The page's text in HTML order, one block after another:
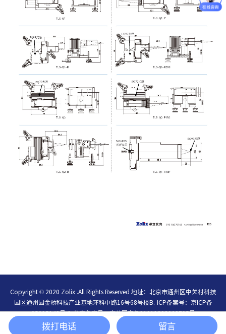
Copyright © 2020 Zolix .All Rights Reserved 地址：北京市通州区中关村科技
园区通州园金桥科技产业基地环科中路16号68号楼B.
ICP备案号： 京ICP备
05015148号-1 公安备案号：京公网安备11011202003795号
简体中文
English
拨打电话 留言